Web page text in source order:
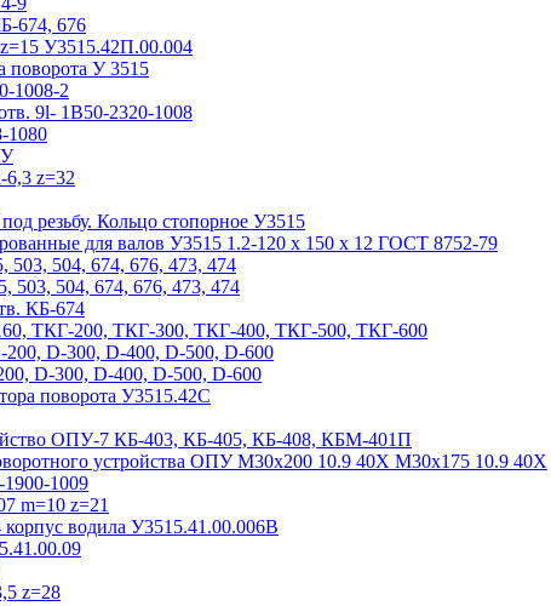
674, 676
У3515.42П.00.004
поворота У 3515
1008-2
9l- 1B50-2320-1008
1080
z=32
резьбу. Кольцо стопорное У3515
для валов У3515 1.2-120 x 150 x 12 ГОСТ 8752-79
504, 674, 676, 473, 474
503, 504, 674, 676, 473, 474
КБ-674
ТКГ-200, ТКГ-300, ТКГ-400, ТКГ-500, ТКГ-600
D-300, D-400, D-500, D-600
D-300, D-400, D-500, D-600
поворота У3515.42С
ОПУ-7 КБ-403, КБ-405, КБ-408, КБМ-401П
устройства ОПУ М30х200 10.9 40Х М30х175 10.9 40Х
1009
m=10 z=21
водила У3515.41.00.006В
z=28